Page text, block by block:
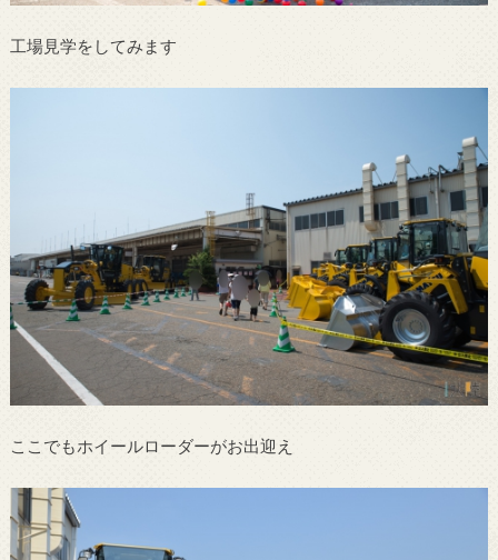
工場見学をしてみます
ここでもホイールローダーがお出迎え